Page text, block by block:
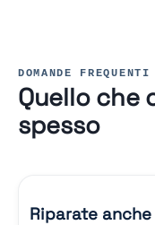
DOMANDE FREQUENTI
Quello che
spesso
Riparate